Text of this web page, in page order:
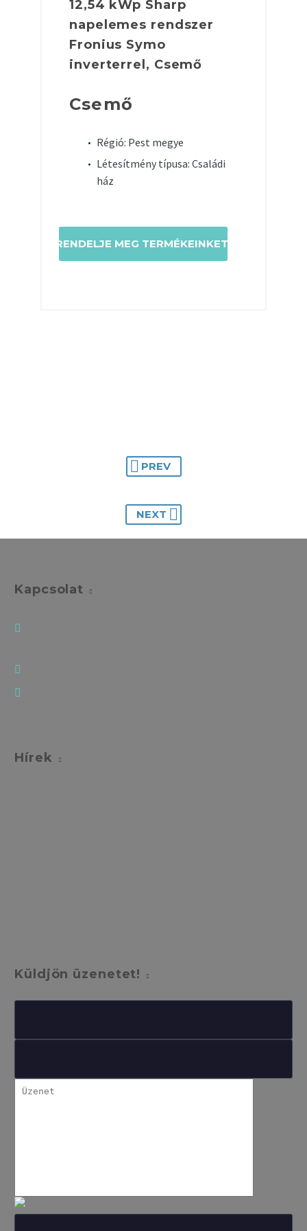
12,54 kWp Sharp
napelemes rendszer
Fronius Symo
inverterrel, Csemő
Csemő
Régió: Pest megye
Létesítmény típusa: Családi
ház
RENDELJE MEG TERMÉKEINKET!
PREV
NEXT
Kapcsolat
Hírek
Küldjön üzenetet!